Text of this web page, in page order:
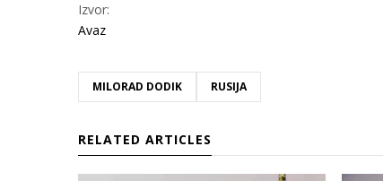
Izvor:
Avaz
MILORAD DODIK RUSIJA
RELATED ARTICLES